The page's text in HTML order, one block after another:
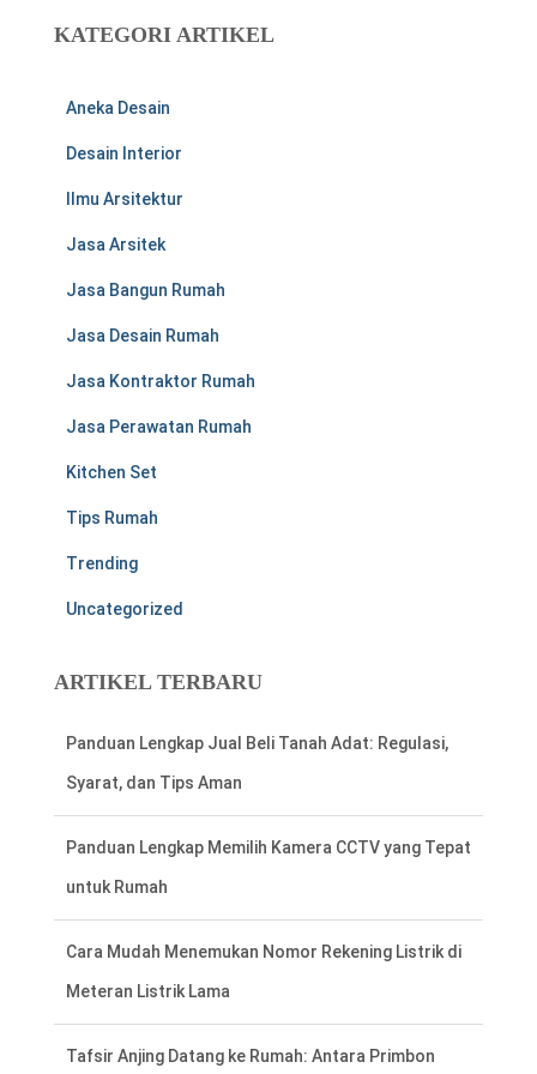
n
KATEGORI ARTIKEL
Aneka Desain
Desain Interior
Ilmu Arsitektur
Jasa Arsitek
Jasa Bangun Rumah
Jasa Desain Rumah
Jasa Kontraktor Rumah
Jasa Perawatan Rumah
Kitchen Set
Tips Rumah
Trending
Uncategorized
ARTIKEL TERBARU
Panduan Lengkap Memilih Kamera CCTV yang Tepat
untuk Rumah
Cara Mudah Menemukan Nomor Rekening Listrik di
Meteran Listrik Lama
Tafsir Anjing Datang ke Rumah: Antara Primbon
Jawa dan Perspektif Islam
Hal Penting Saat Cek Tagihan Listrik PLN